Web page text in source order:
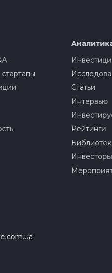
Статьи
Интервью
Рейтинги
Инвесторы